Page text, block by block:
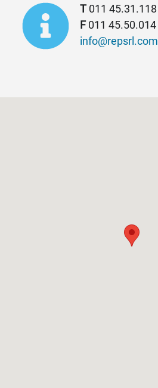
T 011 45.31.118
F011 45.50.014
info@repsrl.com